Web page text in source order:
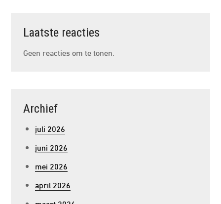
Laatste reacties
Geen reacties om te tonen.
Archief
juli 2026
juni 2026
mei 2026
april 2026